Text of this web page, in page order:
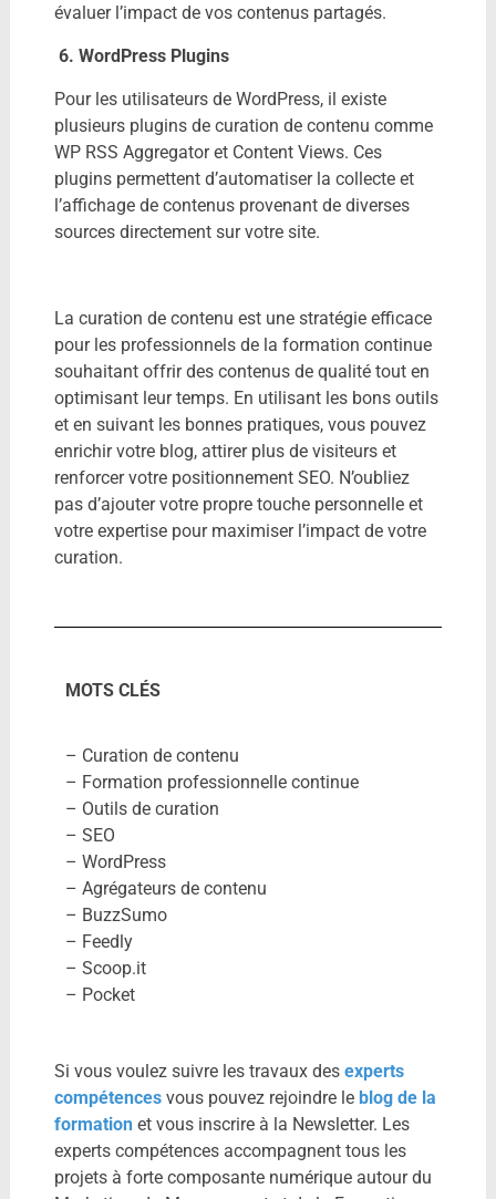
évaluer l’impact de vos contenus partagés.
6. WordPress Plugins
Pour les utilisateurs de WordPress, il existe
plusieurs plugins de curation de contenu comme
WP RSS Aggregator et Content Views. Ces
plugins permettent d’automatiser la collecte et
l’affichage de contenus provenant de diverses
sources directement sur votre site.
La curation de contenu est une stratégie efficace
pour les professionnels de la formation continue
souhaitant offrir des contenus de qualité tout en
optimisant leur temps. En utilisant les bons outils
et en suivant les bonnes pratiques, vous pouvez
enrichir votre blog, attirer plus de visiteurs et
renforcer votre positionnement SEO. N’oubliez
pas d’ajouter votre propre touche personnelle et
votre expertise pour maximiser l’impact de votre
curation.
MOTS CLÉS
– Curation de contenu
– Formation professionnelle continue
– Outils de curation
– SEO
– WordPress
– Agrégateurs de contenu
– BuzzSumo
– Feedly
– Scoop.it
– Pocket
Si vous voulez suivre les travaux des experts
compétencesvous pouvez rejoindre le blog de la
formation et vous inscrire à la Newsletter. Les
experts compétences accompagnent tous les
projets à forte composante numérique autour du